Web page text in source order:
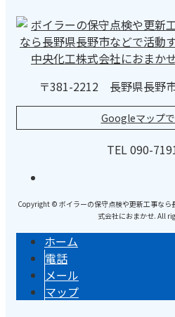
〒381-2212 長野県長野
Googleマップ
TEL 090-
Copyright © ボイラーの保守点検や更新工事なら
式会社におまかせ. All
ホーム
電話
メール
マップ